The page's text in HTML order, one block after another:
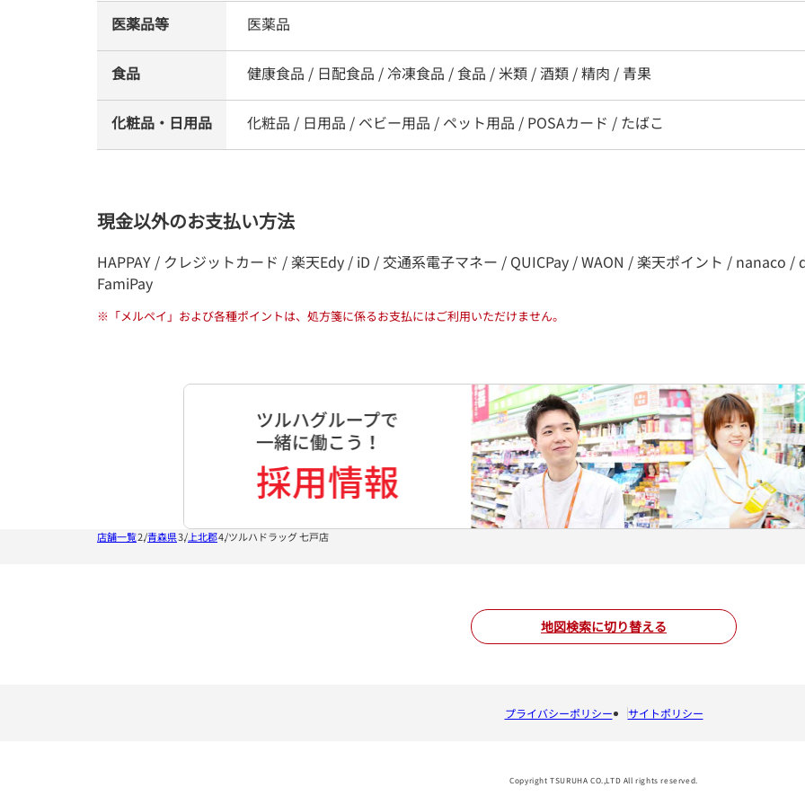
医薬品等 医薬品
食品 健康食品 / 日配食品 / 冷凍食品 / 食品 / 米類 / 酒類 / 精肉 / 青果
化粧品・日用品 化粧品 / 日用品 / ベビー用品 / ペット用品 / POSAカード / たばこ
現金以外のお支払い方法
HAPPAY / クレジットカード / 楽天Edy / iD / 交通系電子マネー / QUICPay / WAON / 楽天ポイント / nanaco
FamiPay
※ 「メルペイ」および各種ポイントは、処方箋に係るお支払にはご利用いただけません。
地図検索に切り替える
店舗一覧 青森県 上北郡 ツルハドラッグ 七戸店
プライバシーポリシー サイトポリシー
Copyright TSURUHA CO.,LTD All rights reserved.